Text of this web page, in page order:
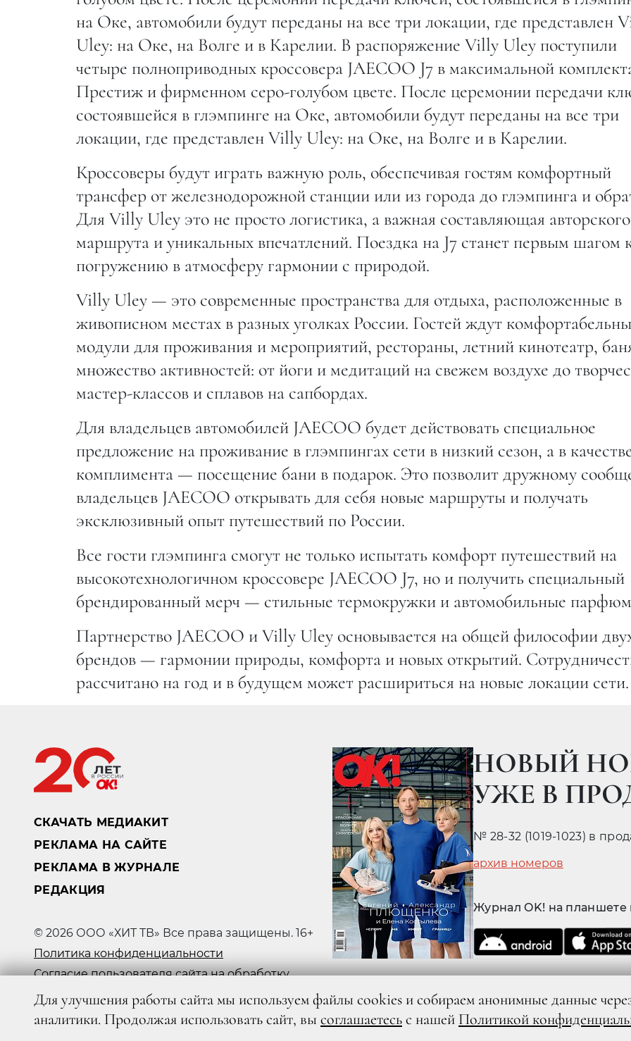
на Оке, автомобили будут переданы на все три локации, где представлен
Uley: на Оке, на Волге и в Карелии. В распоряжение Villy Uley поступили
четыре полноприводных кроссовера JAECOO J7 в максимальной
Престиж и фирменном серо-голубом цвете. После церемонии передачи
состоявшейся в глэмпинге на Оке, автомобили будут переданы на все три
локации, где представлен Villy Uley: на Оке, на Волге и в Карелии.
Кроссоверы будут играть важную роль, обеспечивая гостям комфортный
трансфер от железнодорожной станции или из города до глэмпинга и
Для Villy Uley это не просто логистика, а важная составляющая авторского
маршрута и уникальных впечатлений. Поездка на J7 станет первым шагом
погружению в атмосферу гармонии с природой.
Villy Uley — это современные пространства для отдыха, расположенные в
живописном местах в разных уголках России. Гостей ждут
модули для проживания и мероприятий, рестораны, летний кинотеатр,
множество активностей: от йоги и медитаций на свежем воздухе до
мастер-классов и сплавов на сапбордах.
Для владельцев автомобилей JAECOO будет действовать специальное
предложение на проживание в глэмпингах сети в низкий сезон, а в
комплимента — посещение бани в подарок. Это позволит дружному
владельцев JAECOO открывать для себя новые маршруты и получать
эксклюзивный опыт путешествий по России.
Все гости глэмпинга смогут не только испытать комфорт путешествий на
высокотехнологичном кроссовере JAECOO J7, но и получить специальный
брендированный мерч — стильные термокружки и автомобильные
Партнерство JAECOO и Villy Uley основывается на общей философии
брендов — гармонии природы, комфорта и новых открытий.
рассчитано на год и в будущем может расшириться на новые локации сети.
СКАЧАТЬ МЕДИАКИТ
РЕКЛАМА НА САЙТЕ
РЕКЛАМА В ЖУРНАЛЕ
РЕДАКЦИЯ
© 2026 ООО «ХИТ ТВ» Все права защищены. 16+
Политика конфиденциальности
Согласие пользователя сайта на обработку
НОВЫЙ
УЖЕ В
№ 28-32 (1019-1023) в
архив номеров
Журнал OK! на
Для улучшения работы сайта мы используем файлы cookies и собираем анонимные данные
аналитики. Продолжая использовать сайт, вы соглашаетесьс нашей Политикой